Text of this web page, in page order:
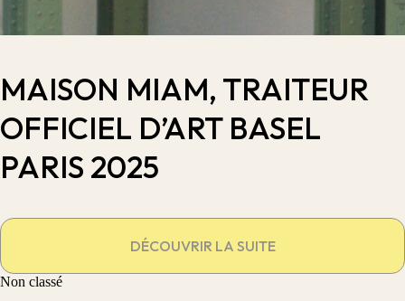
MAISON MIAM, TRAITEUR
OFFICIEL D’ART BASEL
PARIS 2025
DÉCOUVRIR LA SUITE
Non classé